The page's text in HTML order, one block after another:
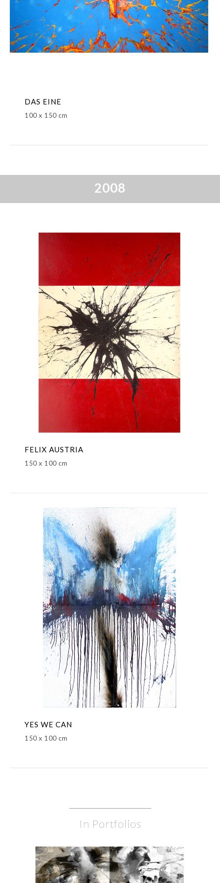
DAS EINE
100 x 150 cm
2008
FELIX AUSTRIA
150 x 100 cm
YES WE CAN
150 x 100 cm
In Portfolios